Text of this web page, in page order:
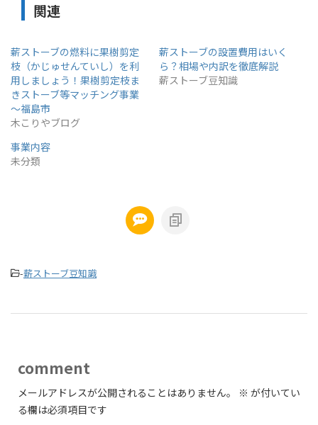
関連
薪ストーブの燃料に果樹剪定
枝（かじゅせんていし）を利
用しましょう！果樹剪定枝ま
きストーブ等マッチング事業
～福島市
木こりやブログ
薪ストーブの設置費用はいく
ら？相場や内訳を徹底解説
薪ストーブ豆知識
事業内容
未分類
-薪ストーブ豆知識
comment
メールアドレスが公開されることはありません。 ※ が付いてい
る欄は必須項目です